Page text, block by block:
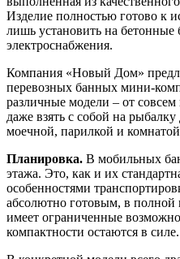
Изделие полностью готово к
лишь установить на бетонные
электроснабжения.
Компания «Новый Дом»
перевозных банных мини-
различные модели – от
даже взять с собой на
моечной, парилкой и
Планировка. В мобильных
этажа. Это, как и их
особенностями
абсолютно готовым, в полной
имеет ограниченные
компактности остаются в силе.